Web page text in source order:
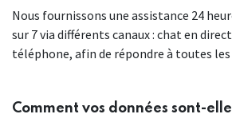
Nous fournissons une assistance 24
sur 7 via différents canaux : chat en
téléphone, afin de répondre à toutes
Comment vos données sont-